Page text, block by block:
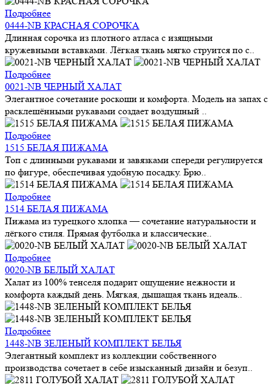
Подробнее
0444-NB КРАСНАЯ СОРОЧКА
Длинная сорочка из плотного атласа с изящными
кружевными вставками. Лёгкая ткань мягко струится по с..
Подробнее
0021-NB ЧЕРНЫЙ ХАЛАТ
Элегантное сочетание роскоши и комфорта. Модель на запах с
расклешёнными рукавами создает воздушный ..
Подробнее
1515 БЕЛАЯ ПИЖАМА
Топ с длинными рукавами и завязками спереди регулируется
по фигуре, обеспечивая удобную посадку. Брю..
Подробнее
1514 БЕЛАЯ ПИЖАМА
Пижама из турецкого хлопка — сочетание натуральности и
лёгкого стиля. Прямая футболка и классические..
Подробнее
0020-NB БЕЛЫЙ ХАЛАТ
Халат из 100% тенселя подарит ощущение нежности и
комфорта каждый день. Мягкая, дышащая ткань идеаль..
Подробнее
1448-NB ЗЕЛЕНЫЙ КОМПЛЕКТ БЕЛЬЯ
Элегантный комплект из коллекции собственного
производства сочетает в себе изысканный дизайн и безуп..